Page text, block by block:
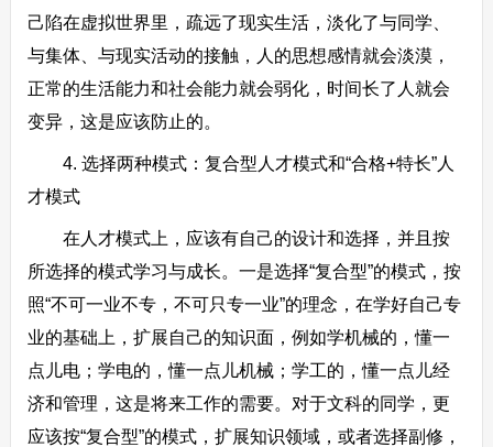
己陷在虚拟世界里，疏远了现实生活，淡化了与同学、
与集体、与现实活动的接触，人的思想感情就会淡漠，
正常的生活能力和社会能力就会弱化，时间长了人就会
变异，这是应该防止的。
4. 选择两种模式：复合型人才模式和“合格+特长”人
才模式
在人才模式上，应该有自己的设计和选择，并且按
所选择的模式学习与成长。一是选择“复合型”的模式，按
照“不可一业不专，不可只专一业”的理念，在学好自己专
业的基础上，扩展自己的知识面，例如学机械的，懂一
点儿电；学电的，懂一点儿机械；学工的，懂一点儿经
济和管理，这是将来工作的需要。对于文科的同学，更
应该按“复合型”的模式，扩展知识领域，或者选择副修，